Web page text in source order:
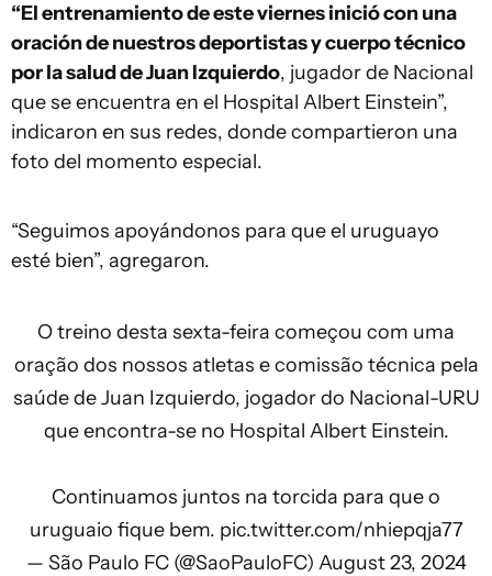
“El entrenamiento de este viernes inició con una
oración de nuestros deportistas y cuerpo técnico
por la salud de Juan Izquierdo, jugador de Nacional
que se encuentra en el Hospital Albert Einstein”,
indicaron en sus redes, donde compartieron una
foto del momento especial.
“Seguimos apoyándonos para que el uruguayo
esté bien”, agregaron.
O treino desta sexta-feira começou com uma
oração dos nossos atletas e comissão técnica pela
saúde de Juan Izquierdo, jogador do Nacional-URU
que encontra-se no Hospital Albert Einstein.
Continuamos juntos na torcida para que o
uruguaio fique bem. pic.twitter.com/nhiepqja77
— São Paulo FC (@SaoPauloFC) August 23, 2024